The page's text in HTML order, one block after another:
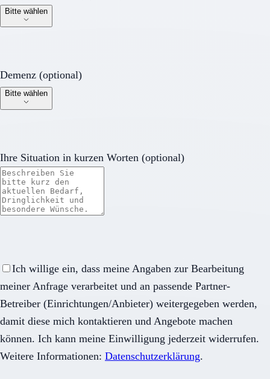
Bitte wählen
Demenz (optional)
Demenz (optional)
Bitte wählen
Ihre Situation in kurzen Worten (optional)
Ich willige ein, dass meine Angaben zur Bearbeitung
meiner Anfrage verarbeitet und an passende Partner-
Betreiber (Einrichtungen/Anbieter) weitergegeben werden,
damit diese mich kontaktieren und Angebote machen
können. Ich kann meine Einwilligung jederzeit widerrufen.
Weitere Informationen: Datenschutzerklärung.